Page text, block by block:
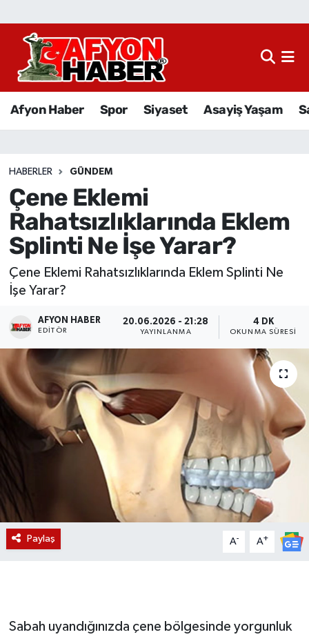
Afyon Haber Spor Siyaset Asayiş Yaşam
HABERLER GÜNDEM
Çene Eklemi
Rahatsızlıklarında Eklem
Splinti Ne İşe Yarar?
Çene Eklemi Rahatsızlıklarında Eklem Splinti Ne
İşe Yarar?
AFYON HABER
EDITÖR
20.06.2026 - 21:28
YAYINLANMA
4 DK
OKUNMA SÜRESI
Paylaş A- A+
Sabah uyandığınızda çene bölgesinde yorgunluk
Afyon Haber
Sağlık
Eğitim
Ekonomi
Magazin
Etkinlikler